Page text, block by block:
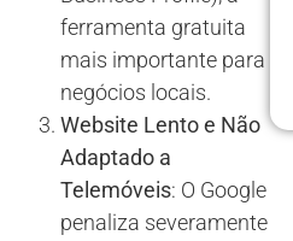
ferramenta gratuita
mais importante para
negócios locais.
Website Lento e Não
Adaptado a
Telemóveis: O Google
penaliza severamente